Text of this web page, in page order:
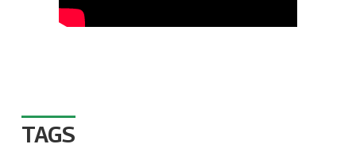
TAGS